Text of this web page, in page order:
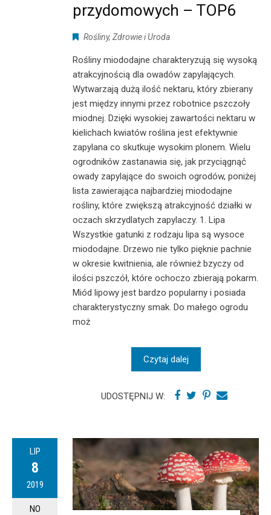
przydomowych – TOP6
Rośliny, Zdrowie i Uroda
Rośliny miododajne charakteryzują się wysoką
atrakcyjnością dla owadów zapylających.
Wytwarzają dużą ilość nektaru, który zbierany
jest między innymi przez robotnice pszczoły
miodnej. Dzięki wysokiej zawartości nektaru w
kielichach kwiatów roślina jest efektywnie
zapylana co skutkuje wysokim plonem. Wielu
ogrodników zastanawia się, jak przyciągnąć
owady zapylające do swoich ogrodów, poniżej
lista zawierająca najbardziej miododajne
rośliny, które zwiększą atrakcyjność działki w
oczach skrzydlatych zapylaczy. 1. Lipa
Wszystkie gatunki z rodzaju lipa są wysoce
miododajne. Drzewo nie tylko pięknie pachnie
w okresie kwitnienia, ale również bzyczy od
ilości pszczół, które ochoczo zbierają pokarm.
Miód lipowy jest bardzo popularny i posiada
charakterystyczny smak. Do małego ogrodu
moż
Czytaj dalej
UDOSTĘPNIJ W:
LIP
8
2019
NO